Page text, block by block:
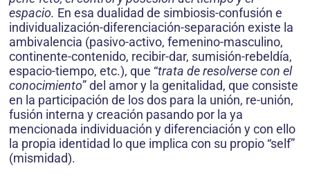
espacio. En esa dualidad de simbiosis-confusión e
individualización-diferenciación-separación existe la
ambivalencia (pasivo-activo, femenino-masculino,
continente-contenido, recibir-dar, sumisión-rebeldía,
espacio-tiempo, etc.), que “trata de resolverse con el
conocimiento” del amor y la genitalidad, que consiste
en la participación de los dos para la unión, re-unión,
fusión interna y creación pasando por la ya
mencionada individuación y diferenciación y con ello
la propia identidad lo que implica con su propio “self”
(mismidad).